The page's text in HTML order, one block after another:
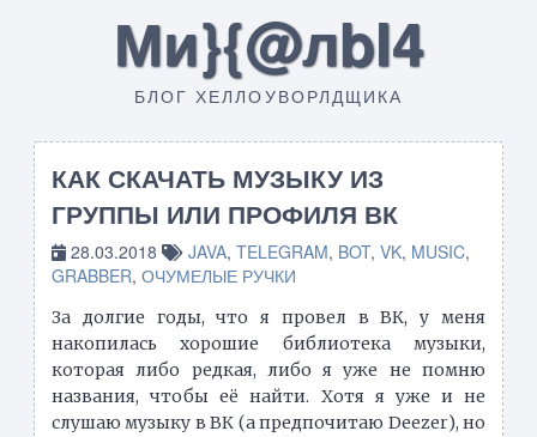
Ми}{@лbI4
БЛОГ ХЕЛЛОУВОРЛДЩИКА
КАК СКАЧАТЬ МУЗЫКУ ИЗ
ГРУППЫ ИЛИ ПРОФИЛЯ ВК
28.03.2018 JAVA, TELEGRAM, BOT, VK, MUSIC,
GRABBER, ОЧУМЕЛЫЕ РУЧКИ
За долгие годы, что я провел в ВК, у меня
накопилась хорошие библиотека музыки,
которая либо редкая, либо я уже не помню
названия, чтобы её найти. Хотя я уже и не
слушаю музыку в ВК (а предпочитаю Deezer), но